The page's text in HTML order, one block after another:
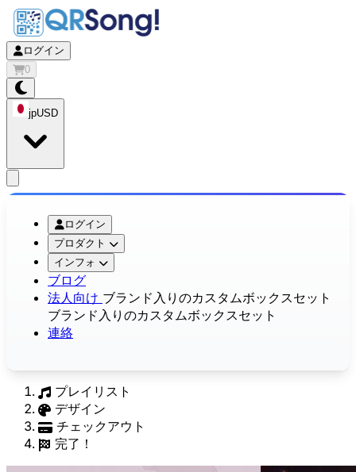
ログイン
0
jpUSD
ログイン
プロダクト
インフォ
ブログ
法人向け ブランド入りのカスタムボックスセット
ブランド入りのカスタムボックスセット
連絡
プレイリスト
デザイン
チェックアウト
完了！